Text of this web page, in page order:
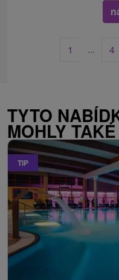
1 ... 4
TYTO
MOHLY
TIP